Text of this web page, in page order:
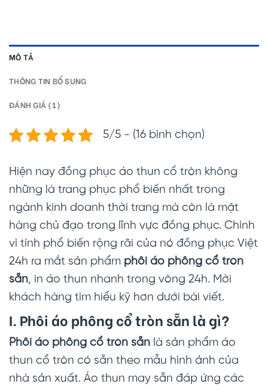
MÔ TẢ
THÔNG TIN BỔ SUNG
ĐÁNH GIÁ (1)
5/5 - (16 bình chọn)
Hiện nay đồng phục áo thun cổ tròn không
những là trang phục phổ biến nhất trong
ngành kinh doanh thời trang mà còn là mặt
hàng chủ đạo trong lĩnh vực đồng phục. Chính
vì tính phổ biến rộng rãi của nó đồng phục Việt
24h ra mắt sản phẩm phôi áo phông cổ tròn
sẵn, in áo thun nhanh trong vòng 24h. Mời
khách hàng tìm hiểu kỹ hơn dưới bài viết.
I. Phôi áo phông cổ tròn sẵn là gì?
Phôi áo phông cổ tròn sẵn là sản phẩm áo
thun cổ tròn có sẵn theo mẫu hình ảnh của
nhà sản xuất. Áo thun may sẵn đáp ứng các